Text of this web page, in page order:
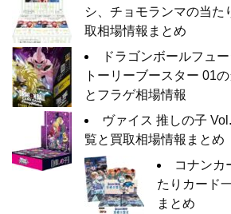
シ、チョモランマの当た
取相場情報まとめ
ドラゴンボールフュ
トーリーブースター 01
とフラゲ相場情報
ヴァイス 推しの子
覧と買取相場情報まとめ
コナンカ
たりカード
まとめ